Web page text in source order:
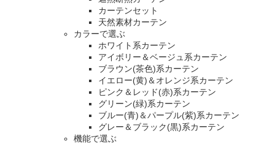
カーテンセット
天然素材カーテン
カラーで選ぶ
ホワイト系カーテン
アイボリー＆ベージュ系カーテン
ブラウン(茶色)系カーテン
イエロー(黄)＆オレンジ系カーテン
ピンク＆レッド(赤)系カーテン
グリーン(緑)系カーテン
ブルー(青)＆パープル(紫)系カーテン
グレー＆ブラック(黒)系カーテン
機能で選ぶ